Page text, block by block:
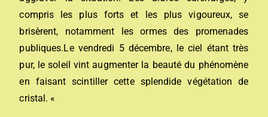
compris les plus forts et les plus vigoureux, se
brisèrent, notamment les ormes des promenades
publiques.Le vendredi 5 décembre, le ciel étant très
pur, le soleil vint augmenter la beauté du phénomène
en faisant scintiller cette splendide végétation de
cristal. «